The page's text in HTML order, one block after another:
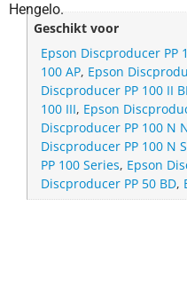
Hengelo.
Geschikt voor
Epson Discproducer PP
100 AP, Epson
Discproducer PP 100 II
100 III, Epson
Discproducer PP 100 N
Discproducer PP 100 N
PP 100 Series, Epson
Discproducer PP 50 BD,